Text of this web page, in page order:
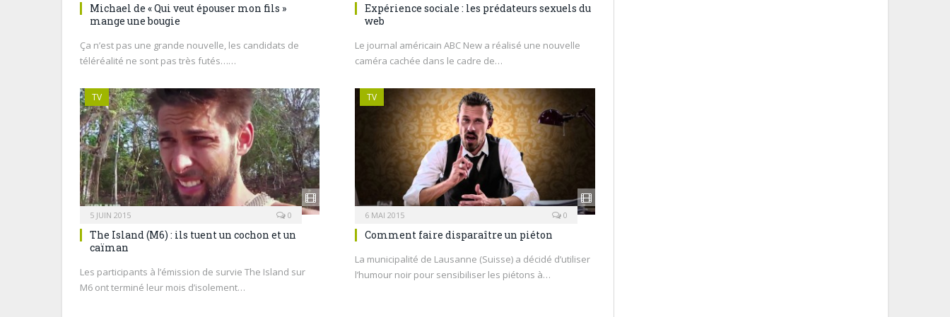
Michael de « Qui veut épouser mon fils »
mange une bougie
Ça n’est pas une grande nouvelle, les candidats de
téléréalité ne sont pas très futés……
Expérience sociale : les prédateurs sexuels du
web
Le journal américain ABC New a réalisé une nouvelle
caméra cachée dans le cadre de…
TV
5 JUIN 2015 0
The Island (M6) : ils tuent un cochon et un
caïman
Les participants à l’émission de survie The Island sur
M6 ont terminé leur mois d’isolement…
TV
6 MAI 2015 0
Comment faire disparaître un piéton
La municipalité de Lausanne (Suisse) a décidé d’utiliser
l’humour noir pour sensibiliser les piétons à…